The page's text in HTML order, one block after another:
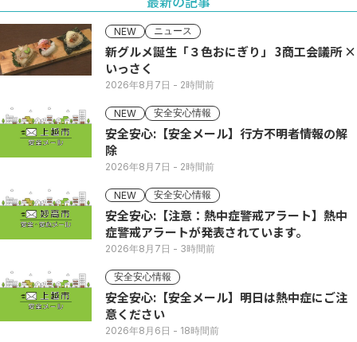
NEW ニュース
新グルメ誕生「３色おにぎり」 3商工会議所 ×
いっさく
2026年8月7日 - 2時間前
NEW 安全安心情報
安全安心:【安全メール】行方不明者情報の解
除
2026年8月7日 - 2時間前
NEW 安全安心情報
安全安心:【注意：熱中症警戒アラート】熱中
症警戒アラートが発表されています。
2026年8月7日 - 3時間前
安全安心情報
安全安心:【安全メール】明日は熱中症にご注
意ください
2026年8月6日 - 18時間前